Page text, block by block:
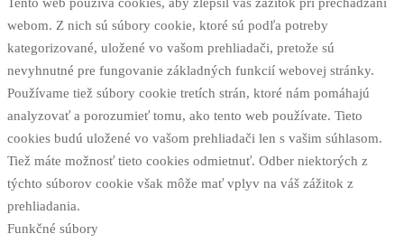
webom. Z nich sú súbory cookie, ktoré sú podľa potreby
kategorizované, uložené vo vašom prehliadači, pretože sú
nevyhnutné pre fungovanie základných funkcií webovej stránky.
Používame tiež súbory cookie tretích strán, ktoré nám pomáhajú
analyzovať a porozumieť tomu, ako tento web používate. Tieto
cookies budú uložené vo vašom prehliadači len s vašim súhlasom.
Tiež máte možnosť tieto cookies odmietnuť. Odber niektorých z
týchto súborov cookie však môže mať vplyv na váš zážitok z
prehliadania.
Funkčné súbory